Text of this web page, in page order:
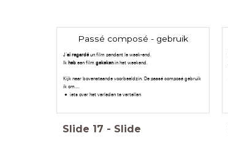
Passé composé - gebruik
J’ai regardéun film pendant le week-end.
Ik heb een film gekekenin het weekend.
Kijk naar bovenstaande voorbeeldzin. De passé composé gebruik
ik om....
iets over het verleden te vertellen
Slide 17 - Slide